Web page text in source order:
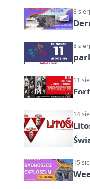
8
8
11
14
15